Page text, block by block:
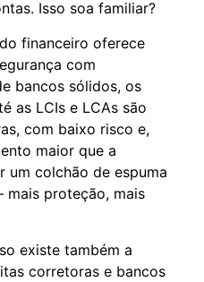
Isso soa familiar?
financeiro oferece
com
bancos sólidos, os
as LCIs e LCAs são
com baixo risco e,
maior que a
um colchão de espuma
proteção, mais
existe também a
corretoras e bancos